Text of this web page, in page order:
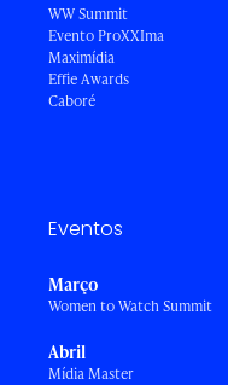
WW Summit
Evento ProXXIma
Maximídia
Effie Awards
Caboré
Eventos
Março
Women to Watch Summit
Abril
Mídia Master